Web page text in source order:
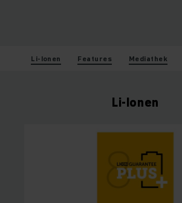
Li-Ionen Features Mediathek
Li-Ionen